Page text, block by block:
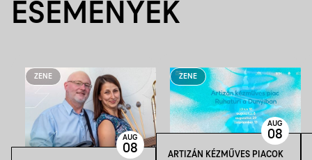
ESEMÉNYEK
ZENE
AUG
08
ZENE
ARTIZÁN KÉZMŰVES PIACOK
AUG
08